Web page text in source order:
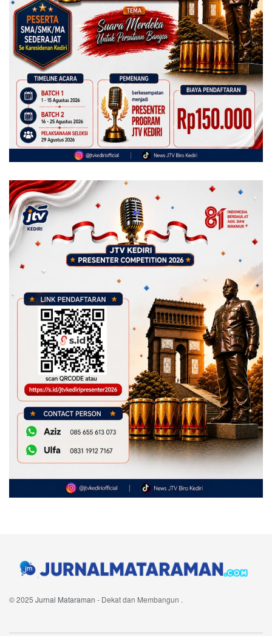
© 2025 Jurnal Mataraman - Dekat dan Membangun .